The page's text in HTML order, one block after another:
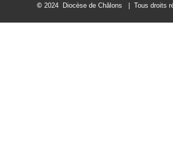
© 2024 Diocèse de Châlons | Tous droits